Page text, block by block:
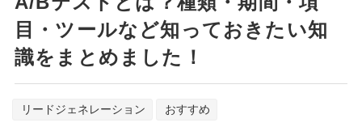
目・ツールなど知っておきたい知
識をまとめました！
リードジェネレーション おすすめ